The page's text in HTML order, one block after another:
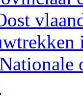
Nationale